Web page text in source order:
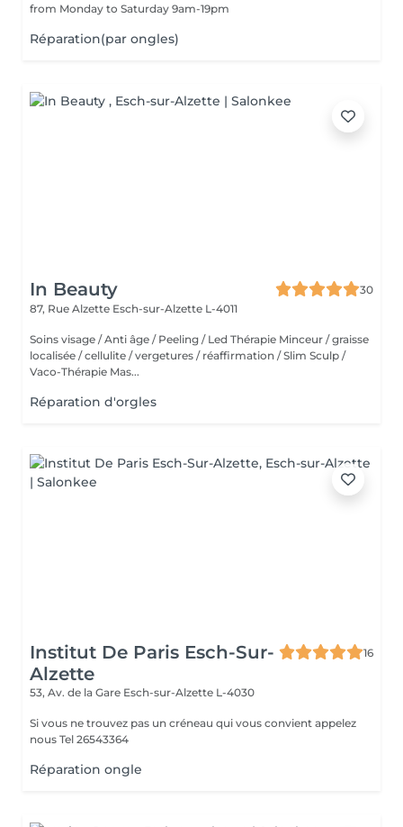
from Monday to Saturday 9am-19pm
Réparation(par ongles)
In Beauty
30
87, Rue Alzette Esch-sur-Alzette L-4011
Soins visage / Anti âge / Peeling / Led Thérapie Minceur / graisse
localisée / cellulite / vergetures / réaffirmation / Slim Sculp /
Vaco-Thérapie Mas...
Réparation d'orgles
Institut De Paris Esch-Sur-
Alzette
16
53, Av. de la Gare Esch-sur-Alzette L-4030
Si vous ne trouvez pas un créneau qui vous convient appelez
nous Tel 26543364
Réparation ongle